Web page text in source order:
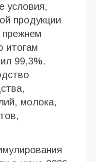
условия,
продукции
прежнем
итогам
99,3%.
молока,